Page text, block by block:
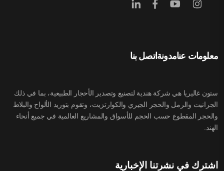
معلومات عنامدونة اتصل بنا
ستون غاليريا هي شركة هندية لتصنيع وتصدير الأحجار الطبيعية، بما في ذلك
الجرانيت والرمل والحجر الجيري والكوارتزيت، وتقوم بتوريد الألواح والبلاط
والحجر المقطوع حسب الحجم للأسواق والمشاريع العالمية في جميع أنحاء
الهند.
اشترك في نشرتنا الإخبارية